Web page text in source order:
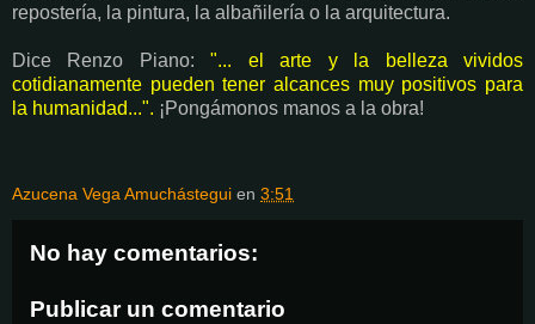
repostería, la pintura, la albañilería o la arquitectura.
Dice Renzo Piano: "... el arte y la belleza vividos
cotidianamente pueden tener alcances muy positivos para
la humanidad...". ¡Pongámonos manos a la obra!
Azucena Vega Amuchástegui en 3:51
No hay comentarios:
Publicar un comentario